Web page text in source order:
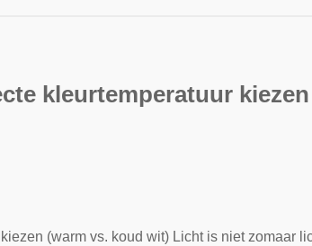
kleurtemperatuur
(warm vs. koud wit) Licht is niet zomaar